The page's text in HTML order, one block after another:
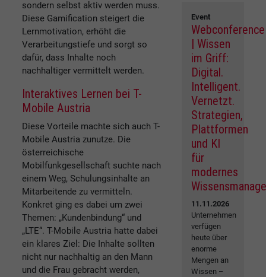
sondern selbst aktiv werden muss.
Diese Gamification steigert die
Lernmotivation, erhöht die
Verarbeitungstiefe und sorgt so
dafür, dass Inhalte noch
nachhaltiger vermittelt werden.
Interaktives Lernen bei T-
Mobile Austria
Diese Vorteile machte sich auch T-
Mobile Austria zunutze. Die
österreichische
Mobilfunkgesellschaft suchte nach
einem Weg, Schulungsinhalte an
Mitarbeitende zu vermitteln.
Konkret ging es dabei um zwei
Themen: „Kundenbindung“ und
„LTE“. T-Mobile Austria hatte dabei
ein klares Ziel: Die Inhalte sollten
nicht nur nachhaltig an den Mann
und die Frau gebracht werden,
Event
Webconference
| Wissen
im Griff:
Digital.
Intelligent.
Vernetzt.
Strategien,
Plattformen
und KI
für
modernes
11.11.2026
Unternehmen
verfügen
heute über
enorme
Mengen an
Wissen –